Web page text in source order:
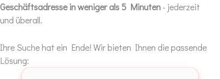
Geschäftsadresse in weniger als 5 Minuten - jederzeit
und überall.
Ihre Suche hat ein Ende! Wir bieten Ihnen die passende
Lösung: